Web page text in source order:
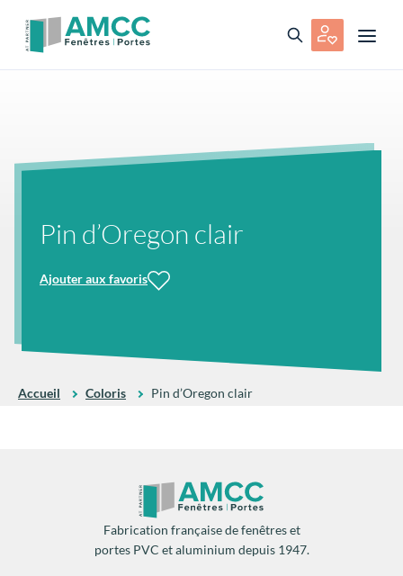
Pin d’Oregon clair
Ajouter aux favoris
Accueil Coloris Pin d’Oregon clair
Fabrication française de fenêtres et
portes PVC et aluminium depuis 1947.